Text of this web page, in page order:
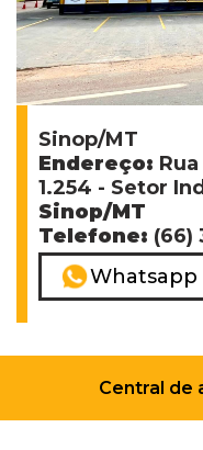
Sinop/MT
Endereço:
1.254 - Setor
Sinop/MT
Telefone: (66)
Whatsapp
Central de